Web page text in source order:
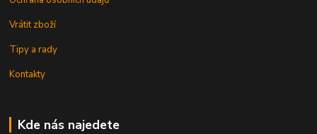
Vrátit zboží
Tipy a rady
Kontakty
Kde nás najedete